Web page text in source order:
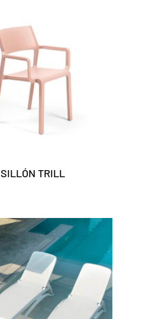
SILLÓN TRILL